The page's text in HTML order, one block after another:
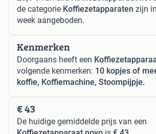
de categorie Koffiezetapparaten zijn
week aangeboden.
Kenmerken
Doorgaans heeft een
volgende kenmerken: 10 kopjes of
koffie, Koffiemachine, Stoompijpje.
€ 43
De huidige gemiddelde prijs van een